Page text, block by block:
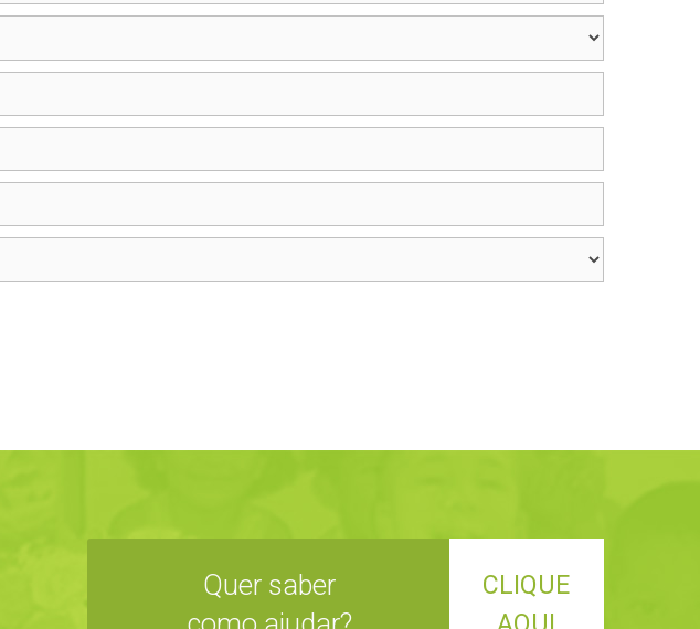
Quer saber
CLIQUE